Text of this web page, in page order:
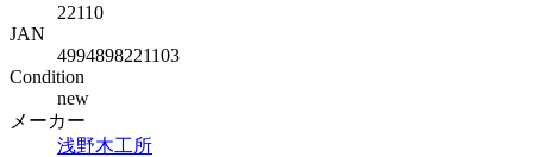
22110
JAN
4994898221103
Condition
new
メーカー
浅野木工所